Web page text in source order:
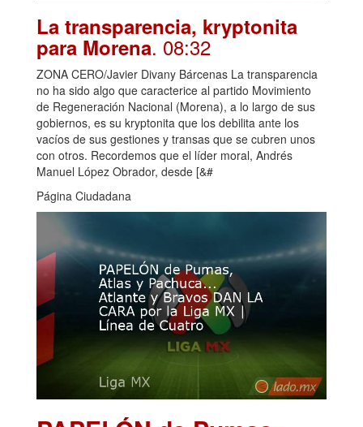
La transparencia, kryptonita
para Morena. 08:32
ZONA CERO/Javier Divany Bárcenas La transparencia
no ha sido algo que caracterice al partido Movimiento
de Regeneración Nacional (Morena), a lo largo de sus
gobiernos, es su kryptonita que los debilita ante los
vacíos de sus gestiones y transas que se cubren unos
con otros. Recordemos que el líder moral, Andrés
Manuel López Obrador, desde [&#
Página Ciudadana